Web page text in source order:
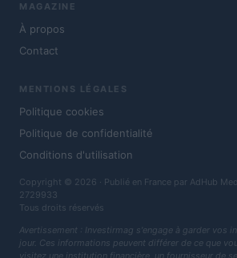
MAGAZINE
À propos
Contact
MENTIONS LÉGALES
Politique cookies
Politique de confidentialité
Conditions d'utilisation
Copyright © 2026 · Publié en France par AdHub
2729933
Tous droits réservés
Avertissement : Investirmag s'engage à garder vos
jour. Ces informations peuvent différer de ce que
visitez une institution financière, un fournisseur de